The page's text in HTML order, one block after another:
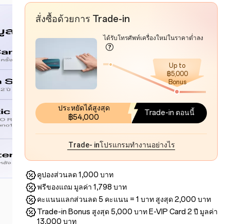
สั่งซื้อด้วยการ Trade-in
ได้รับโทรศัพท์เครื่องใหม่ในราคาต่ำลง
Up to
฿5,000
Bonus
ประหยัดได้สูงสุด
฿54,000
Trade-in ตอนนี้
Trade- inโปรแกรมทำงานอย่างไร
คูปองส่วนลด 1,000 บาท
ฟรีของแถม มูลค่า 1,798 บาท
คะแนนแลกส่วนลด 5 คะแนน = 1 บาท สูงสุด 2,000 บาท
Trade-in Bonus สูงสุด 5,000 บาท E-VIP Card 2 ปี มูลค่า
13,000 บาท